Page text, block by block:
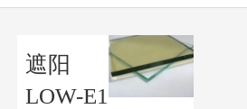
遮阳
LOW-E1